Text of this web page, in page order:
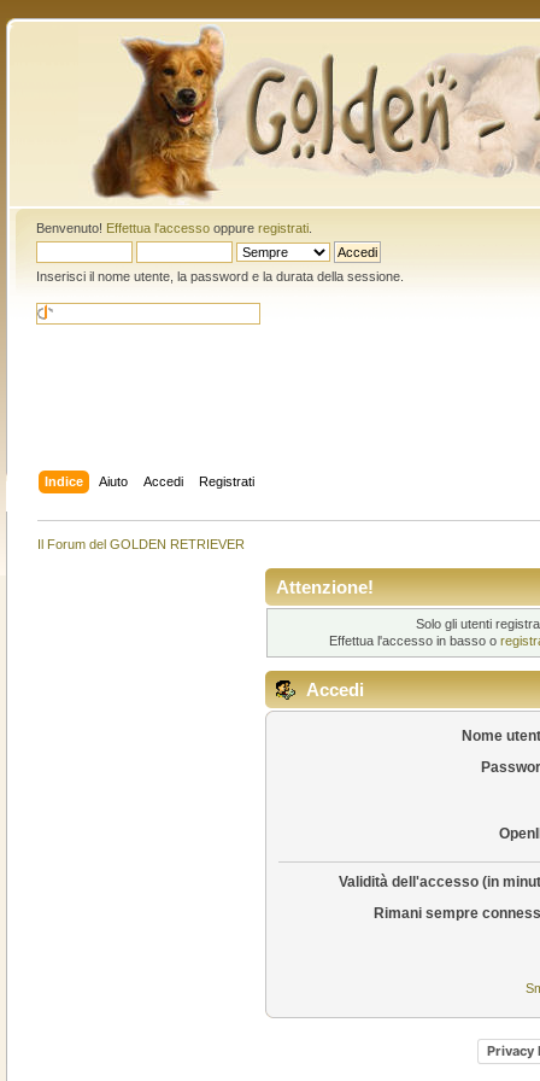
Benvenuto! Effettua l'accessooppure registrati.
Inserisci il nome utente, la password e la durata della sessione.
Indice Aiuto Accedi Registrati
Il Forum del GOLDEN RETRIEVER
Attenzione!
Solo gli utenti
Effettua l'accesso in basso o
Accedi
Nome
Validità dell'accesso (in
Rimani sempre
Privacy